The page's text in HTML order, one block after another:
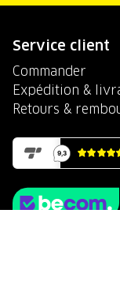
Service client
Commander
Expédition &
Retours &